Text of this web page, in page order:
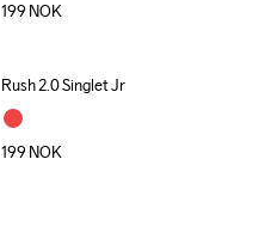
199 NOK
Rush 2.0 Singlet Jr
199 NOK